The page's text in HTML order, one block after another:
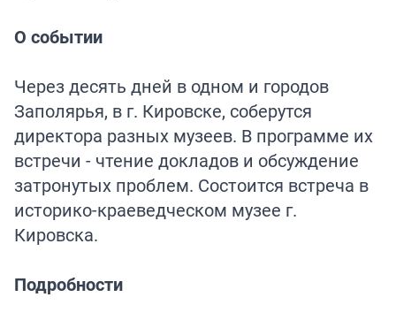
О событии
Через десять дней в одном и городов
Заполярья, в г. Кировске, соберутся
директора разных музеев. В программе их
встречи - чтение докладов и обсуждение
затронутых проблем. Состоится встреча в
историко-краеведческом музее г.
Кировска.
Подробности